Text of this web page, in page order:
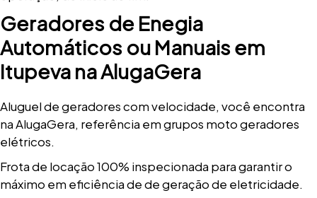
Geradores de Enegia
Automáticos ou Manuais em
Itupeva na AlugaGera
Aluguel de geradores com velocidade, você encontra
na AlugaGera, referência em grupos moto geradores
elétricos.
Frota de locação 100% inspecionada para garantir o
máximo em eficiência de de geração de eletricidade.